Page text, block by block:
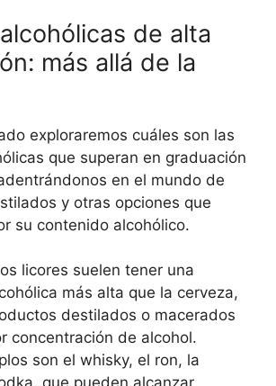
de alta
más allá de la
exploraremos cuáles son las
que superan en graduación
en el mundo de
y otras opciones que
su contenido alcohólico.
licores suelen tener una
más alta que la cerveza,
destilados o macerados
concentración de alcohol.
son el whisky, el ron, la
que pueden alcanzar